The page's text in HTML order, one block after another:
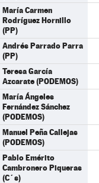
María Carmen
Rodríguez Hornillo
(PP)
Andrés Parrado Parra
(PP)
Teresa García
Azcarate (PODEMOS)
María Ángeles
Fernández Sánchez
(PODEMOS)
Manuel Peña Callejas
(PODEMOS)
Pablo Emérito
Cambronero Piqueras
(C´s)